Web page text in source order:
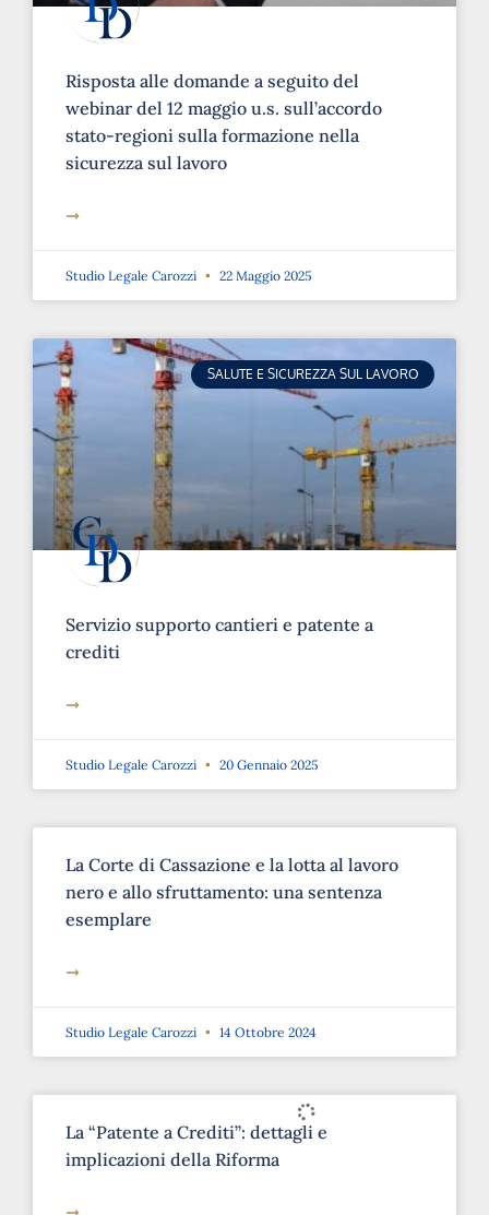
Risposta alle domande a seguito del
webinar del 12 maggio u.s. sull’accordo
stato-regioni sulla formazione nella
sicurezza sul lavoro
➞
Studio Legale Carozzi 22 Maggio 2025
SALUTE E SICUREZZA SUL LAVORO
Servizio supporto cantieri e patente a
crediti
➞
Studio Legale Carozzi 20 Gennaio 2025
La Corte di Cassazione e la lotta al lavoro
nero e allo sfruttamento: una sentenza
esemplare
➞
Studio Legale Carozzi 14 Ottobre 2024
La “Patente a Crediti”: dettagli e
implicazioni della Riforma